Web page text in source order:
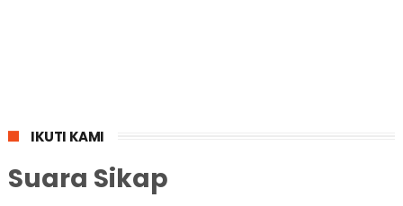
IKUTI KAMI
Suara Sikap